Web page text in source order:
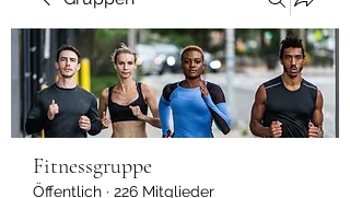
Fitnessgruppe
Öffentlich · 226 Mitglieder